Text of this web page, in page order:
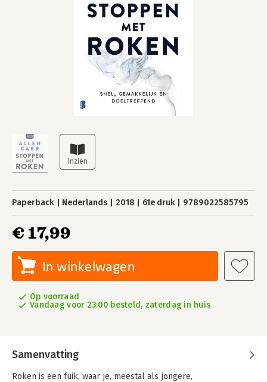
Paperback Nederlands 2018 61e druk 9789022585795
€ 17,99
In winkelwagen
Op voorraad
Vandaag voor 23:00 besteld, zaterdag in huis
Samenvatting
Roken is een fuik, waar je, meestal als jongere,